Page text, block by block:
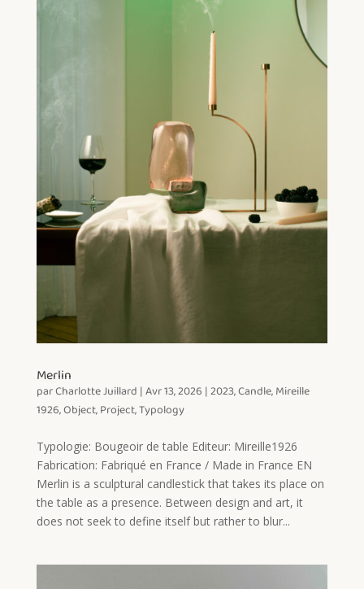
Merlin
parCharlotte Juillard |Avr 13, 2026 |2023,Candle,Mireille
1926,Object,Project,Typology
Typologie: Bougeoir de table Editeur: Mireille1926
Fabrication: Fabriqué en France / Made in France EN
Merlin is a sculptural candlestick that takes its place on
the table as a presence. Between design and art, it
does not seek to define itself but rather to blur...